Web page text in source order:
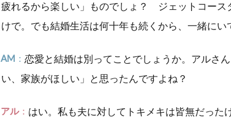
疲れるから楽しい」ものでしょ？ ジェットコース
けで。でも結婚生活は何十年も続くから、一緒にい
AM
恋愛と結婚は別ってことでしょうか。アルさ
い、家族がほしい」と思ったんですよね？
アル
はい。私も夫に対してトキメキは皆無だった